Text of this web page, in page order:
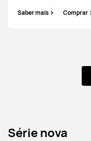
Saber mais Comprar
Série nova